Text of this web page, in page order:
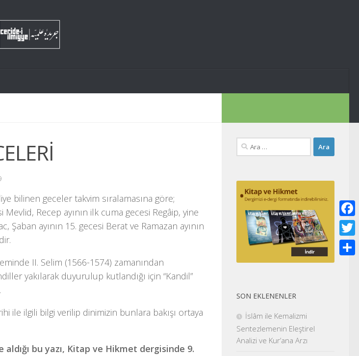
bilinen geceler takvim sıralamasına göre;
Mevlid, Recep ayının ilk cuma gecesi Regâip, yine
Şaban ayının 15. gecesi Berat ve Ramazan ayının
II. Selim (1566-1574) zamanından
yakılarak duyurulup kutlandığı için “Kandil”
ile ilgili bilgi verilip dinimizin bunlara bakışı ortaya
aldığı bu yazı, Kitap ve Hikmet dergisinde 9.
Arama:
SON EKLENENLER
İslâm ile Kemalizmi
Sentezlemenin Eleştirel
Analizi ve Kur’ana Arzı